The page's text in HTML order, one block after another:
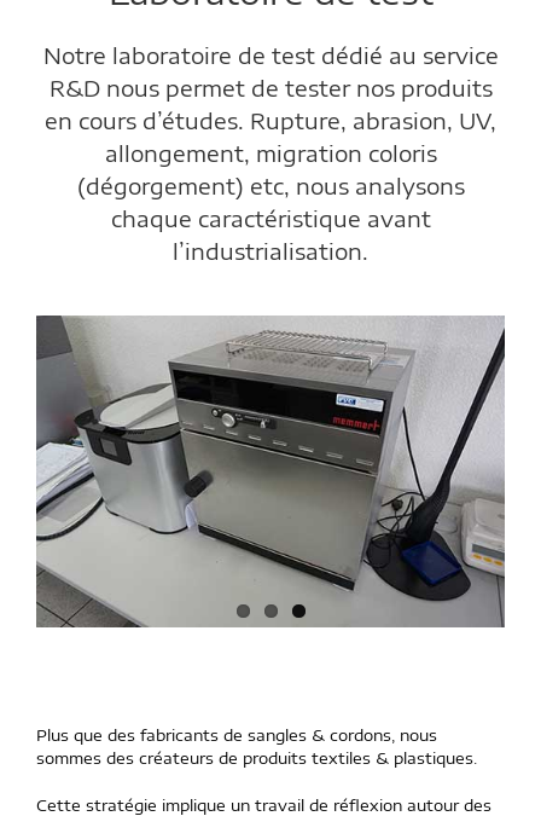
Notre laboratoire de test dédié au service
R&D nous permet de tester nos produits
en cours d’études. Rupture, abrasion, UV,
allongement, migration coloris
(dégorgement) etc, nous analysons
chaque caractéristique avant
l’industrialisation.
Plus que des fabricants de sangles & cordons, nous
sommes des créateurs de produits textiles & plastiques.
Cette stratégie implique un travail de réflexion autour des